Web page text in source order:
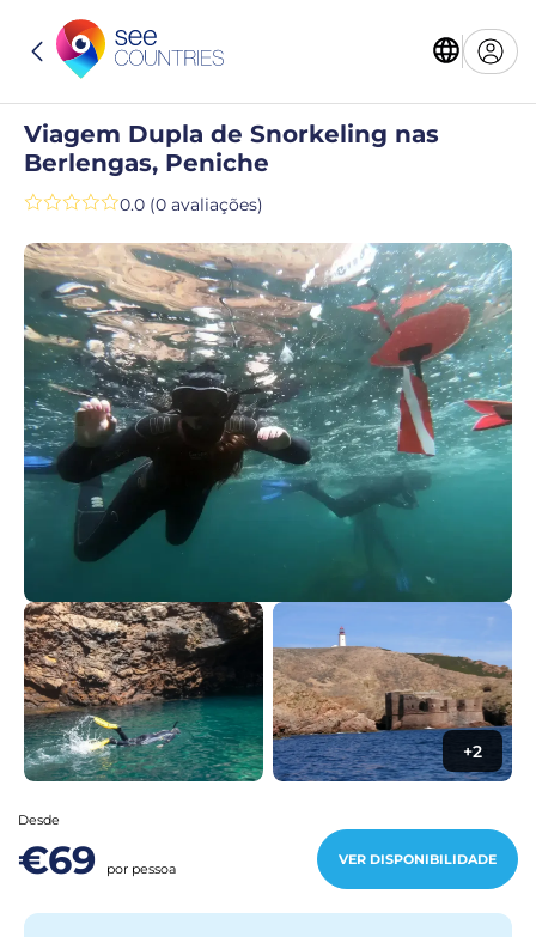
Viagem Dupla de Snorkeling nas
Berlengas, Peniche
0.0 (0 avaliações)
+2
Desde
€69 por pessoa
VER DISPONIBILIDADE